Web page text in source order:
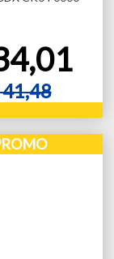
al carrello
al carrello